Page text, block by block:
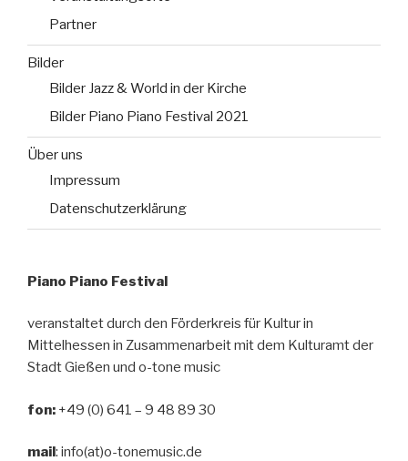
Partner
Bilder
Bilder Jazz & World in der Kirche
Bilder Piano Piano Festival 2021
Über uns
Impressum
Datenschutzerklärung
Piano Piano Festival
veranstaltet durch den Förderkreis für Kultur in
Mittelhessen in Zusammenarbeit mit dem Kulturamt der
Stadt Gießen und o-tone music
fon: +49 (0) 641 – 9 48 89 30
mail : info(at)o-tonemusic.de